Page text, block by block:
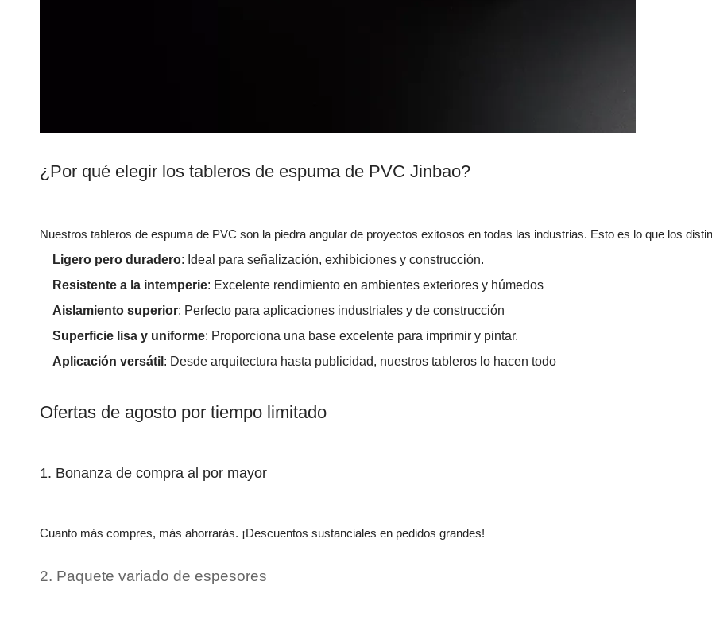
¿Por qué elegir los tableros de espuma de PVC Jinbao?
Nuestros tableros de espuma de PVC son la piedra angular de proyectos exitosos en todas las industrias. Esto es lo que los
Ligero pero duradero: Ideal para señalización, exhibiciones y construcción.
Resistente a la intemperie: Excelente rendimiento en ambientes exteriores y húmedos
Aislamiento superior: Perfecto para aplicaciones industriales y de construcción
Superficie lisa y uniforme: Proporciona una base excelente para imprimir y pintar.
Aplicación versátil : Desde arquitectura hasta publicidad, nuestros tableros lo hacen todo
Ofertas de agosto por tiempo limitado
1. Bonanza de compra al por mayor
Cuanto más compres, más ahorrarás. ¡Descuentos sustanciales en pedidos grandes!
2. Paquete variado de espesores